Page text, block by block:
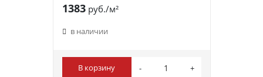
1383руб./м²
в наличии
В корзину